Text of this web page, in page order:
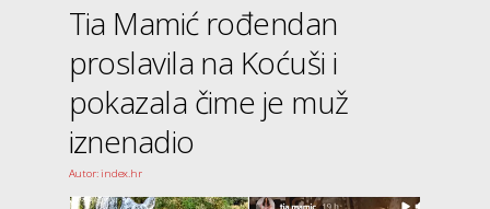
Tia Mamić rođendan
proslavila na Koćuši i
pokazala čime je muž
iznenadio
Autor: index.hr